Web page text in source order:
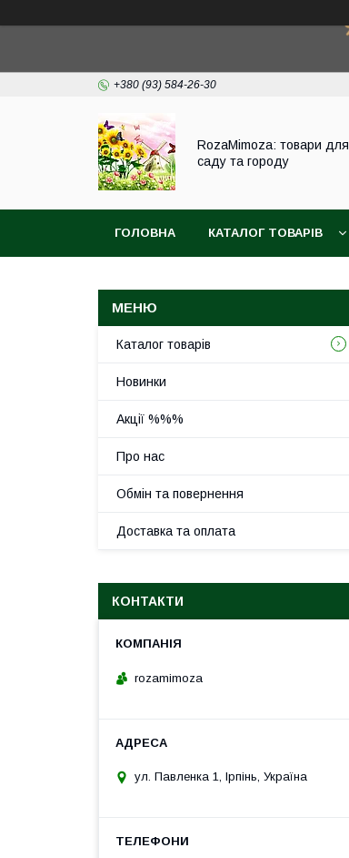
+380 (93) 584-26-30
RozaMimoza: товари для
саду та городу
ГОЛОВНА КАТАЛОГ ТОВАРІВ
Каталог товарів
Новинки
Акції %%%
Про нас
Обмін та повернення
Доставка та оплата
КОНТАКТИ
rozamimoza
ул. Павленка 1, Ірпінь, Україна